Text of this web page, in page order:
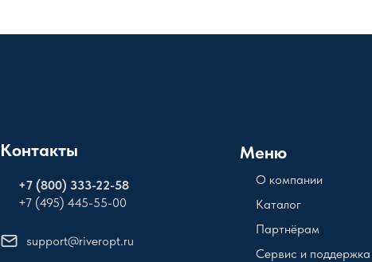
Контакты
+7 (800) 333-22-58
+7 (495) 445-55-00
support@riveropt.ru
Меню
О компании
Каталог
Партнёрам
Сервис и поддержка